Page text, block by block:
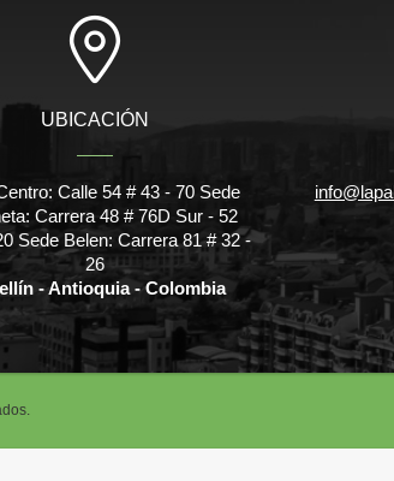
UBICACIÓN
Calle 54 # 43 - 70 Sede
Carrera 48 # 76D Sur - 52
Sede Belen: Carrera 81 # 32 -
26
- Antioquia - Colombia